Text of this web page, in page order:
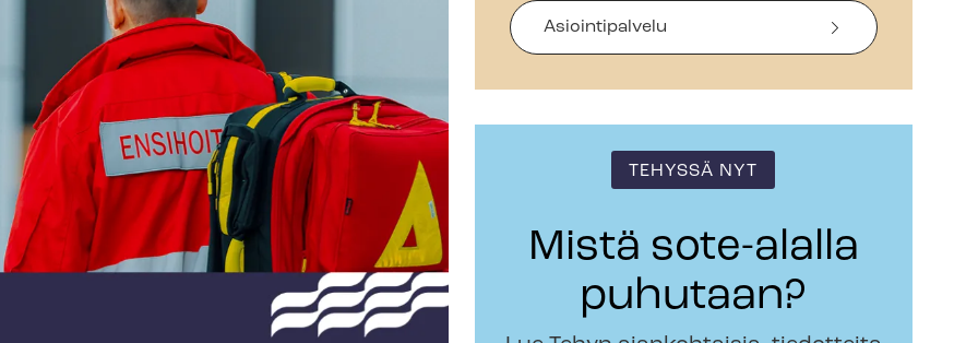
Asiointipalvelu
TEHYSSÄ NYT
Mistä sote-alalla
puhutaan?